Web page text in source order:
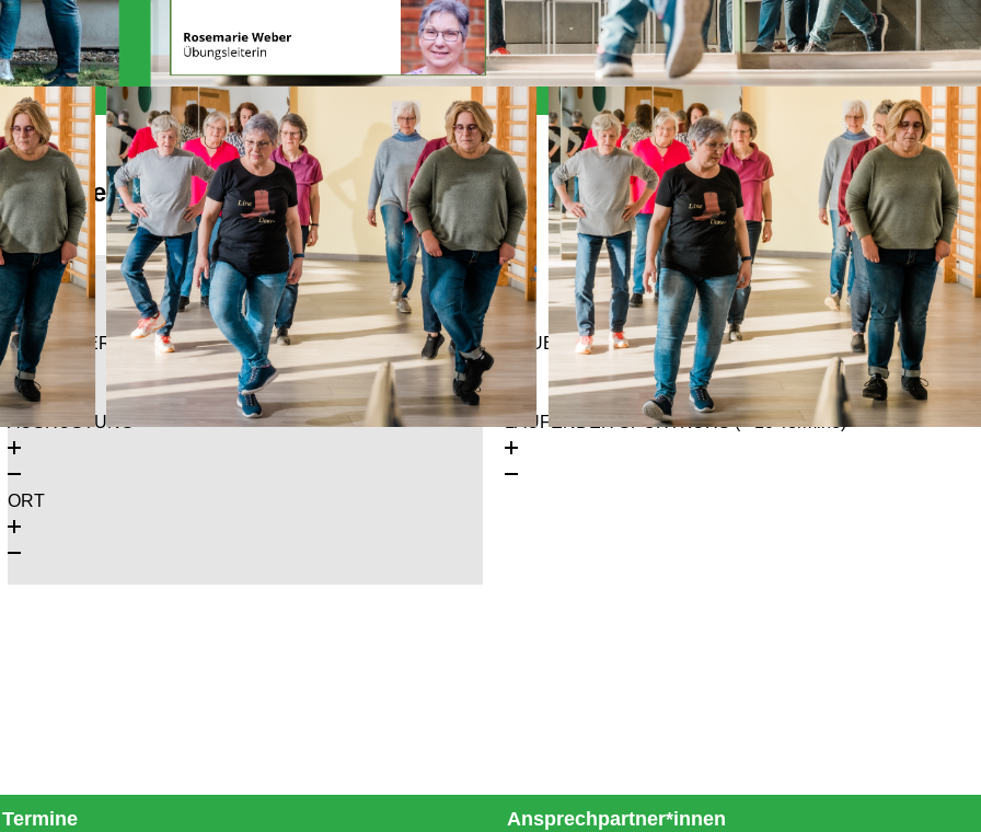
Alles Wichtige auf einen Blick
Kompaktinfo
ZIEL-/ALTERSGRUPPEN
AUSRÜSTUNG
ORT
Angebote, Kosten & Anmeldung
NEUER SPORTKURS (10 Termine)
LAUFENDER SPORTKURS (< 10 Termine)
Termine Ansprechpartner*innen